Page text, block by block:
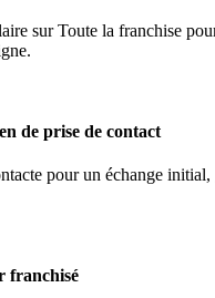
et toucher la
hebdomadaire
à
Albâtre Courtage
sur Toute la franchise
de prise de contact
pour un échange initial,
franchisé